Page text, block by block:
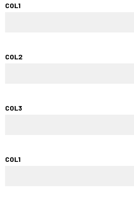
COL1
COL2
COL3
COL1